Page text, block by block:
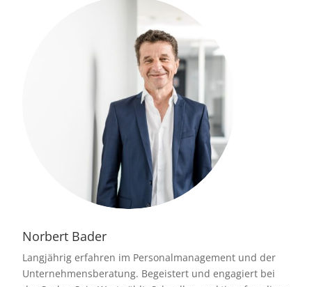
Norbert Bader
Langjährig erfahren im Personalmanagement und der
Unternehmensberatung. Begeistert und engagiert bei